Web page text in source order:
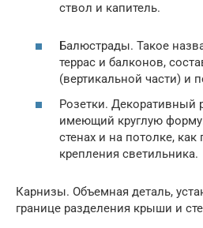
ствол и капитель.
Балюстрады. Такое
террас и балконов,
(вертикальной части) и
Розетки. Декоративный
имеющий круглую
стенах и на потолке,
крепления светильника.
Карнизы. Объемная деталь,
границе разделения крыши и